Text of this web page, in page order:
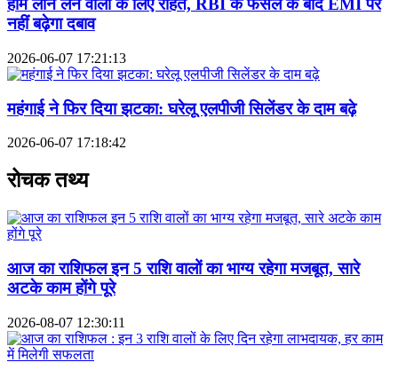
होम लोन लेने वालों के लिए राहत, RBI के फैसले के बाद EMI पर
नहीं बढ़ेगा दबाव
2026-06-07 17:21:13
महंगाई ने फिर दिया झटका: घरेलू एलपीजी सिलेंडर के दाम बढ़े
2026-06-07 17:18:42
रोचक तथ्य
आज का राशिफल इन 5 राशि वालों का भाग्य रहेगा मजबूत, सारे
अटके काम होंगे पूरे
2026-08-07 12:30:11